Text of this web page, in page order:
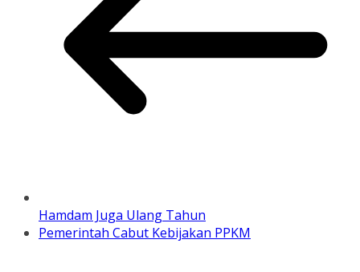
Hamdam Juga Ulang Tahun
Pemerintah Cabut Kebijakan PPKM